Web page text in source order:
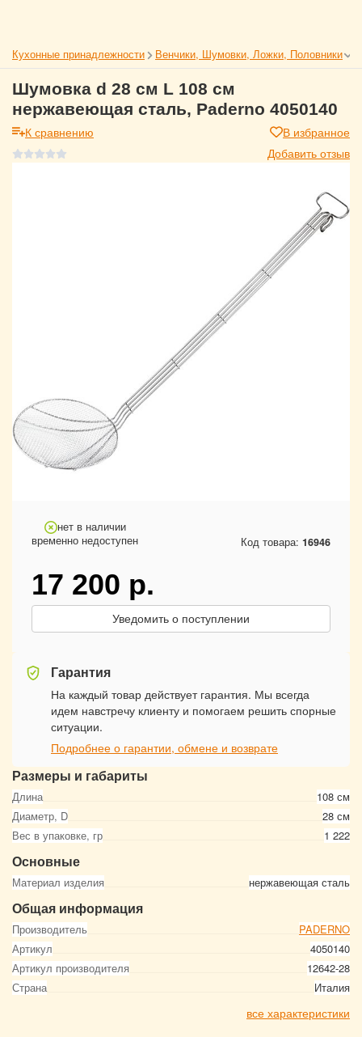
Кухонные принадлежности Венчики, Шумовки, Ложки, Половники
Шумовка d 28 см L 108 см
нержавеющая сталь, Paderno 4050140
К сравнению
В избранное
Добавить отзыв
Размеры и габариты
Длина
108 см
Диаметр, D
28 см
Вес в упаковке, гр
1 222
Основные
Материал изделия нержавеющая сталь
Общая информация
Производитель
PADERNO
Артикул
4050140
Артикул производителя
12642-28
Страна
Италия
все характеристики
нет в наличии
временно недоступен
Код товара: 16946
17 200 р.
Уведомить о поступлении
Гарантия
На каждый товар действует гарантия. Мы всегда
идем навстречу клиенту и помогаем решить спорные
ситуации.
Подробнее о гарантии, обмене и возврате